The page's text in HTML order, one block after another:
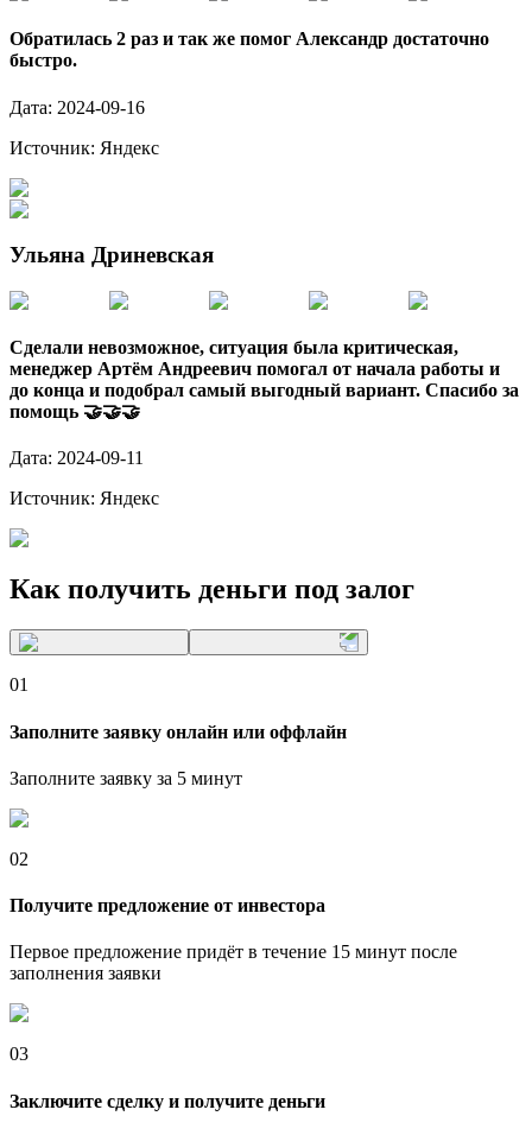
Обратилась 2 раз и так же помог Александр достаточно
быстро.
Дата: 2024-09-16
Источник: Яндекс
Ульяна Дриневская
Сделали невозможное, ситуация была критическая,
менеджер Артём Андреевич помогал от начала работы и
до конца и подобрал самый выгодный вариант. Спасибо за
помощь 🤝🤝🤝
Дата: 2024-09-11
Источник: Яндекс
Как получить деньги под залог
01
Заполните заявку онлайн или оффлайн
Заполните заявку за 5 минут
02
Получите предложение от инвестора
Первое предложение придёт в течение 15 минут после
заполнения заявки
03
Заключите сделку и получите деньги